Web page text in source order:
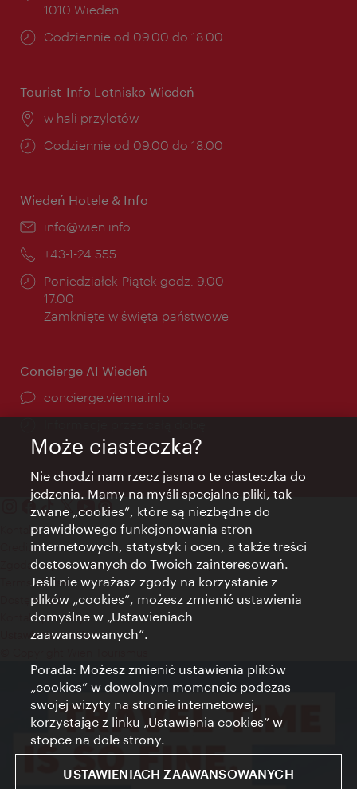
1010 Wiedeń
Godziny
Codziennie od 09.00 do 18.00
Tourist-Info Lotnisko Wiedeń
Miejsce:
w hali przylotów
Godziny
Codziennie od 09.00 do 18.00
Wiedeń Hotele & Info
E-
info@wien.info
Telefon:
+43-1-24 555
Godziny
otwarcia:
Poniedziałek-Piątek godz. 9.00 -
17.00
Zamknięte w święta państwowe
Concierge AI Wiedeń
concierge.vienna.info
Kontakt
Credits
Zgoda na przetwarzanie danych osobowych
Terms of Use
Dostępność
Kontakt prasowy
Ustawienia cookies
Może ciasteczka?
Nie chodzi nam rzecz jasna o te ciasteczka do
jedzenia. Mamy na myśli specjalne pliki, tak
zwane „cookies”, które są niezbędne do
prawidłowego funkcjonowania stron
internetowych, statystyk i ocen, a także treści
dostosowanych do Twoich zainteresowań.
Jeśli nie wyrażasz zgody na korzystanie z
plików „cookies”, możesz zmienić ustawienia
domyślne w „Ustawieniach
zaawansowanych”.
Porada: Możesz zmienić ustawienia plików
„cookies” w dowolnym momencie podczas
swojej wizyty na stronie internetowej,
korzystając z linku „Ustawienia cookies” w
stopce na dole strony.
USTAWIENIACH ZAAWANSOWANYCH